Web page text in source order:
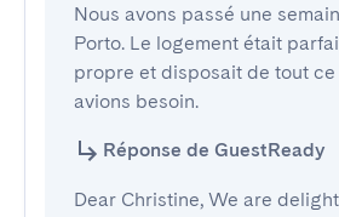
Nous avons passé une
Porto. Le logement était
propre et disposait de tout ce
avions besoin.
Réponse de GuestReady
Dear Christine, We are